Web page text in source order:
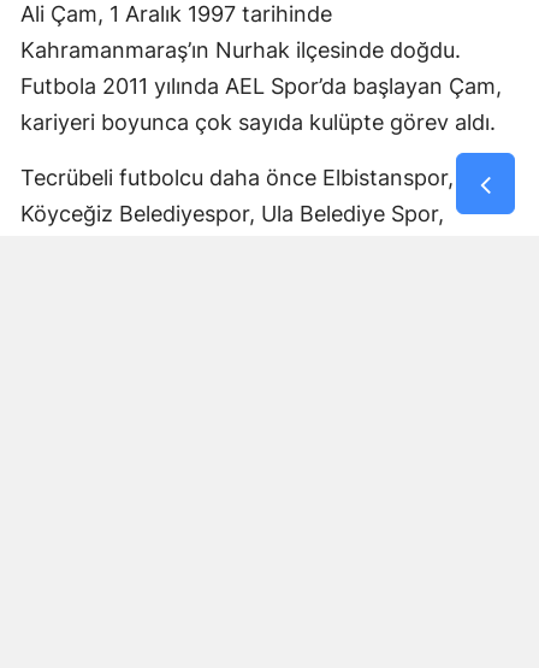
Ali Çam, 1 Aralık 1997 tarihinde
Kahramanmaraş’ın Nurhak ilçesinde doğdu.
Futbola 2011 yılında AEL Spor’da başlayan Çam,
kariyeri boyunca çok sayıda kulüpte görev aldı.
Tecrübeli futbolcu daha önce Elbistanspor,
Köyceğiz Belediyespor, Ula Belediye Spor,